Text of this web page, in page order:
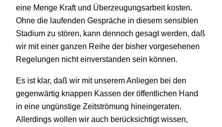
eine Menge Kraft und Überzeugungsarbeit kosten.
Ohne die laufenden Gespräche in diesem sensiblen
Stadium zu stören, kann dennoch gesagt werden, daß
wir mit einer ganzen Reihe der bisher vorgesehenen
Regelungen nicht einverstanden sein können.
Es ist klar, daß wir mit unserem Anliegen bei den
gegenwärtig knappen Kassen der öffentlichen Hand
in eine ungünstige Zeitströmung hineingeraten.
Allerdings wollen wir auch berücksichtigt wissen,